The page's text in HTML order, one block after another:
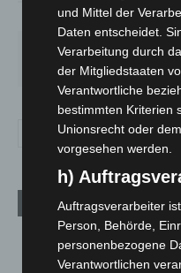
36%
SO.
33°
MO.
27°
Aktuelle Beiträge
Kunst trifft Weingenuss:
Werke im Jacques’ Wein-
und Mittel der
Daten entscheidet.
Verarbeitung durch
der Mitgliedstaaten
Verantwortliche
bestimmten Kriterien
Unionsrecht oder
vorgesehen werden.
h)
Auftragsverarbeiter
Person, Behörde,
personenbezogene
Verantwortlichen